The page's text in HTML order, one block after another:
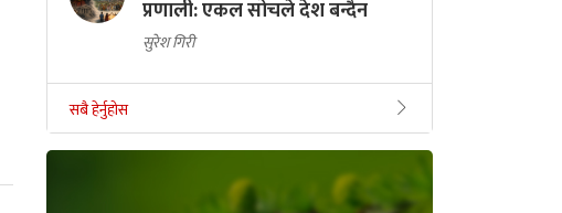
प्रणाली: एकल सोचले देश बन्दैन
सुरेश गिरी
सबै हेर्नुहोस